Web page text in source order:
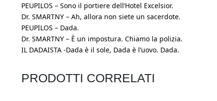
PEUPILOS – Sono il portiere dell’Hotel Excelsior.
Dr. SMARTNY – Ah, allora non siete un sacerdote.
PEUPILOS – Dada.
Dr. SMARTNY – È un impostura. Chiamo la polizia.
IL DADAISTA -Dada è il sole, Dada è l’uovo. Dada.
PRODOTTI CORRELATI